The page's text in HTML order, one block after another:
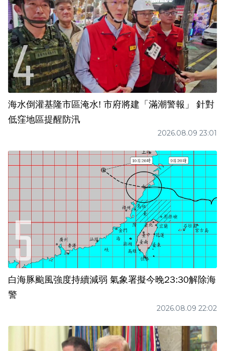
海水倒灌基隆市區淹水! 市府將建「滿潮警報」 針對
低窪地區提醒防汛
2026.08.09 23:01
白海豚颱風強度持續減弱 氣象署擬今晚23:30解除海
警
2026.08.09 22:02